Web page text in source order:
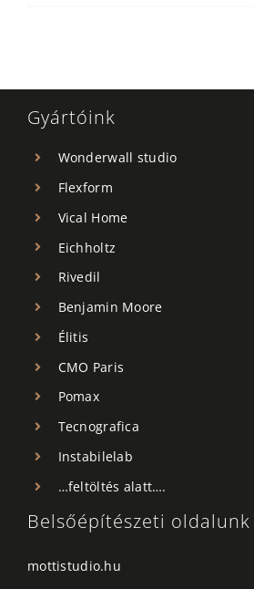
Gyártóink
Wonderwall studio
Flexform
Vical Home
Eichholtz
Rivedil
Benjamin Moore
Élitis
CMO Paris
Pomax
Tecnografica
Instabilelab
…feltöltés alatt….
Belsőépítészeti oldalunk
mottistudio.hu